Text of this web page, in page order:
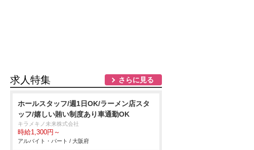
求人特集 さらに見る
ホールスタッフ/週1日OK/ラーメン店スタ
ッフ/嬉しい賄い制度あり車通勤OK
キラメキノ未来株式会社
時給1,300円～
アルバイト・パート / 大阪府